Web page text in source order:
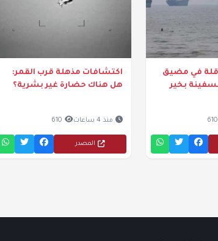
في مضيق
بخير
610
اكتشافات مذهلة قرب القمر:
هل هناك حضارة غير بشرية؟
منذ 4 ساعات 610
المصدر